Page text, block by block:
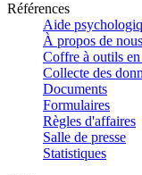
Références
Aide
À propos de nous
Coffre à outils
Collecte des
Documents
Formulaires
Règles d'affaires
Salle de presse
Statistiques